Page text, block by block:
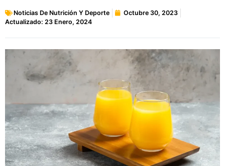
Noticias De Nutrición Y Deporte
Octubre 30, 2023
Actualizado: 23 Enero, 2024